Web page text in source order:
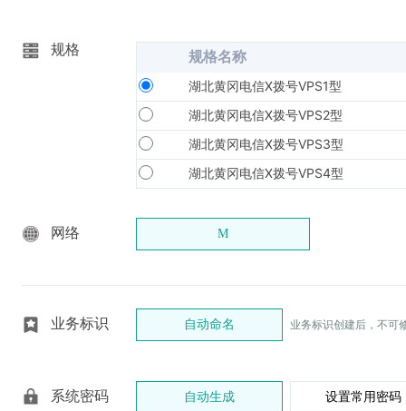
规格
规格名称
湖北黄冈电信X拨号VPS1型
湖北黄冈电信X拨号VPS2型
湖北黄冈电信X拨号VPS3型
湖北黄冈电信X拨号VPS4型
网络 M
业务标识 自动命名 业务标识创建后，不可
系统密码 自动生成 设置常用密码